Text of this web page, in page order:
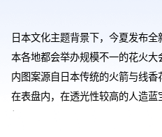
日本文化主题背景下，今夏发布
本各地都会举办规模不一的花火
内图案源自日本传统的火箭与线
在表盘内，在透光性较高的人造
耀。